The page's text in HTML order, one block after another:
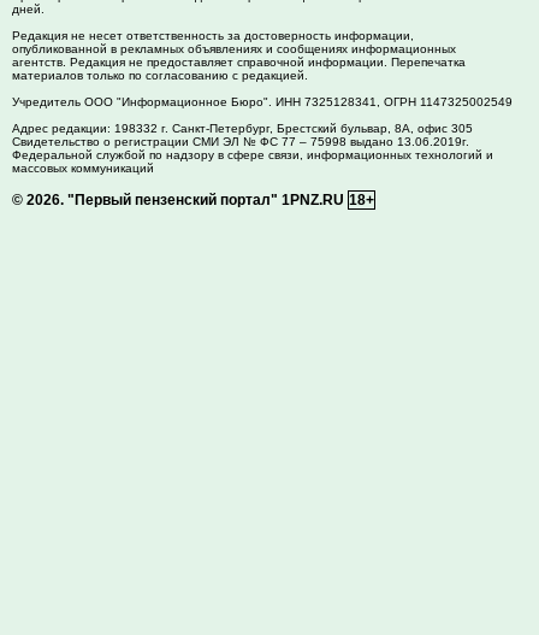
дней.
Редакция не несет ответственность за достоверность информации,
опубликованной в рекламных объявлениях и сообщениях информационных
агентств. Редакция не предоставляет справочной информации. Перепечатка
материалов только по согласованию с редакцией.
Учредитель ООО "Информационное Бюро". ИНН 7325128341, ОГРН 1147325002549
Адрес редакции: 198332 г. Санкт-Петербург, Брестский бульвар, 8А, офис 305
Свидетельство о регистрации СМИ ЭЛ № ФС 77 – 75998 выдано 13.06.2019г.
Федеральной службой по надзору в сфере связи, информационных технологий и
массовых коммуникаций
© 2026. "Первый пензенский портал" 1PNZ.RU 18+